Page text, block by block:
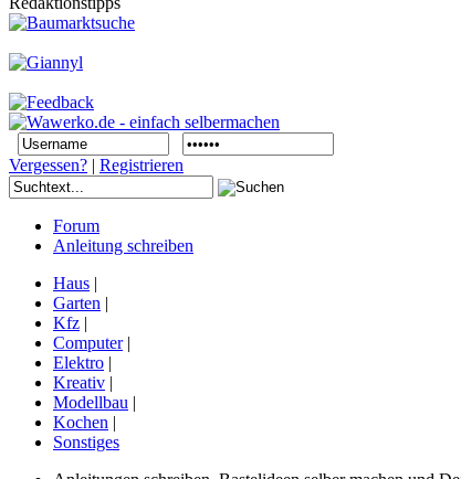
Vergessen? | Registrieren
Forum
Anleitung schreiben
Haus |
Garten |
Kfz |
Computer|
Elektro |
Kreativ |
Modellbau |
Kochen |
Sonstiges